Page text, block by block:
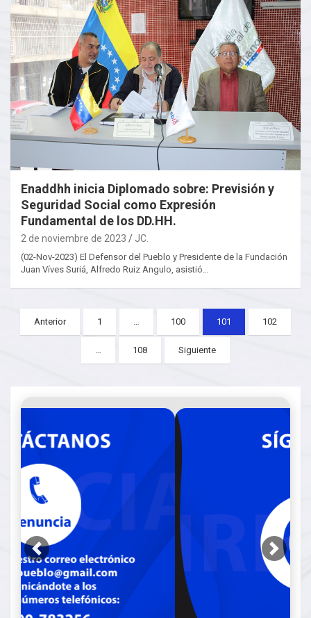
Enaddhh inicia Diplomado sobre: Previsión y
Seguridad Social como Expresión
Fundamental de los DD.HH.
2 de noviembre de 2023 JC.
(02-Nov-2023) El Defensor del Pueblo y Presidente de la Fundación
Juan Víves Suriá, Alfredo Ruiz Angulo, asistió…
Posts
pagination
Anterior 1 … 100 101 102
… 108 Siguiente